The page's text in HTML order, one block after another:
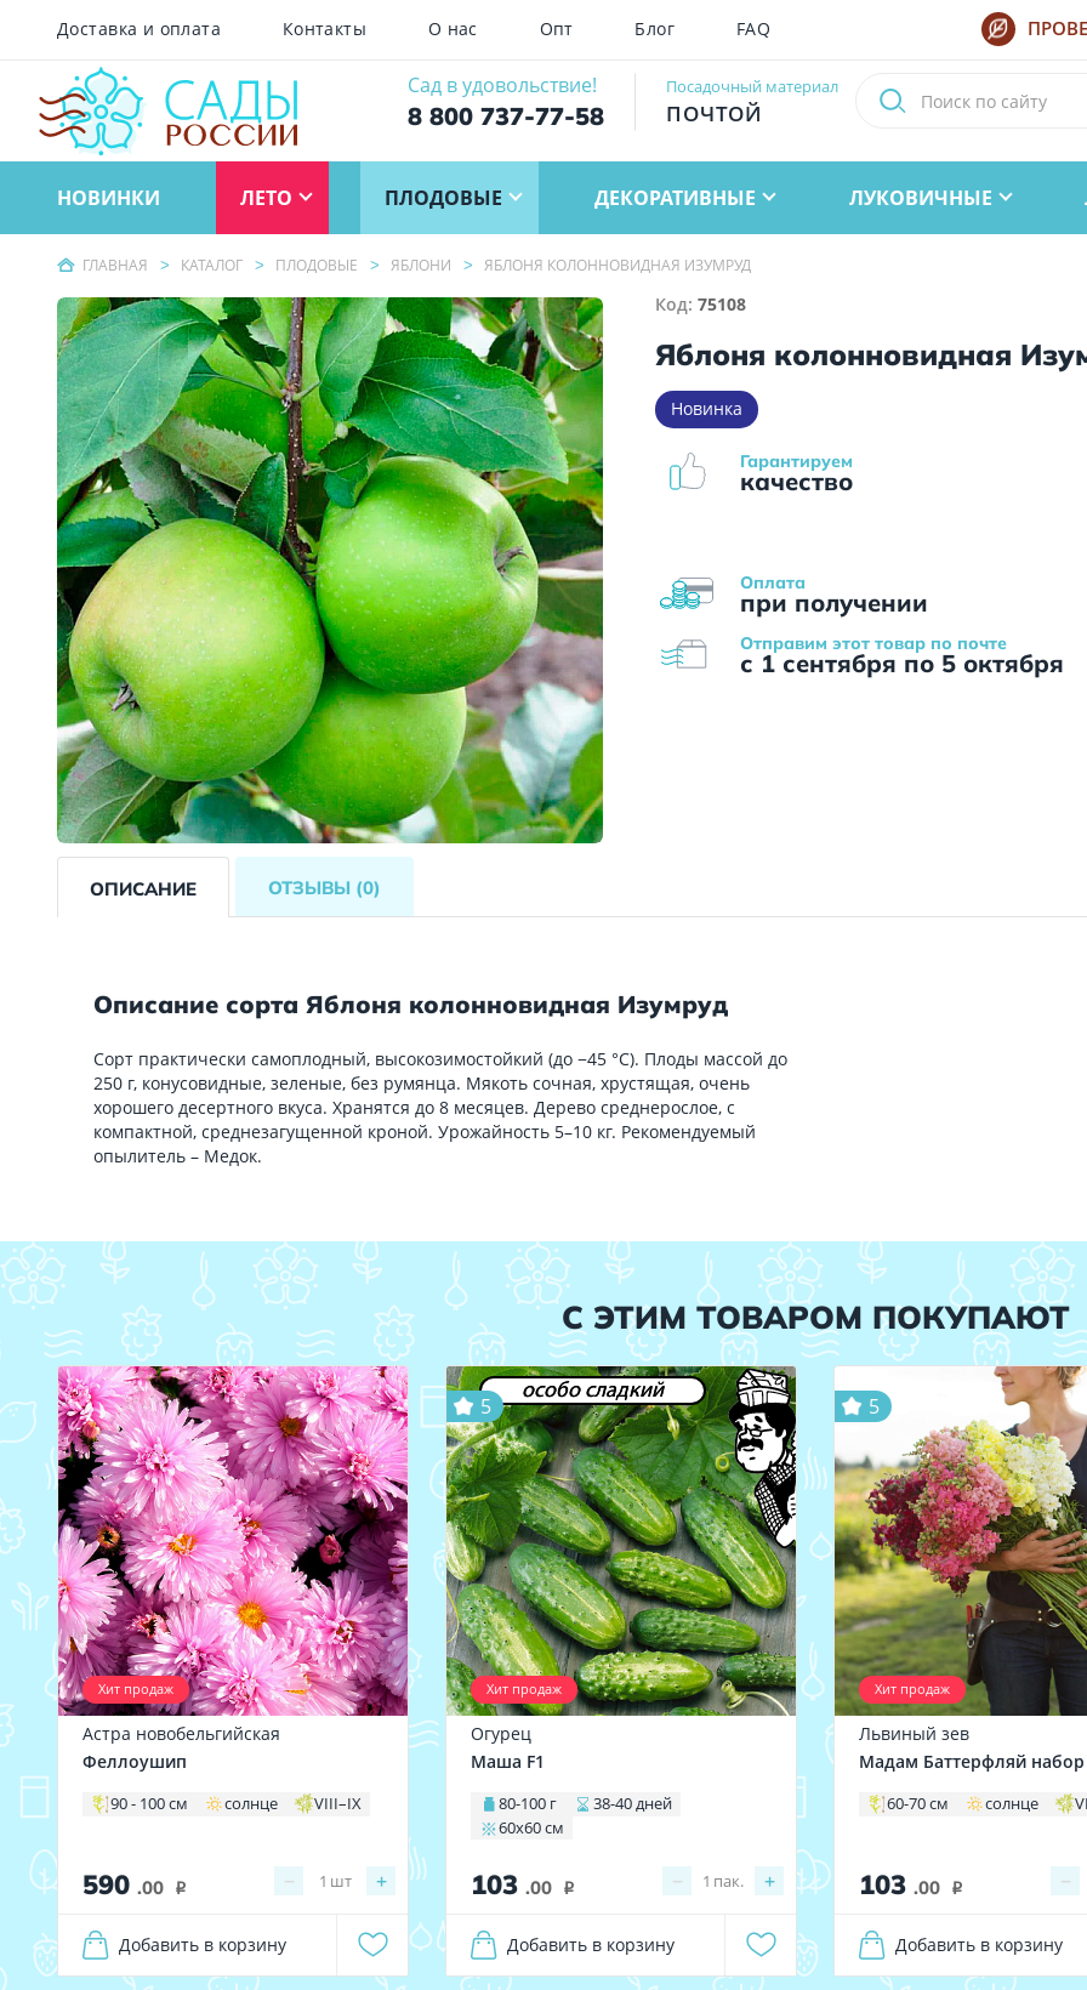
Доставка и оплата Контакты О нас Опт Блог FAQ
Сад в удовольствие!
8 800 737-77-58
Посадочный материал
ПОЧТОЙ
НОВИНКИ ЛЕТО ПЛОДОВЫЕ ДЕКОРАТИВНЫЕ ЛУКОВИЧНЫЕ
ГЛАВНАЯ КАТАЛОГ ПЛОДОВЫЕ ЯБЛОНИ ЯБЛОНЯ КОЛОННОВИДНАЯ ИЗУМРУД
Код:75108
Яблоня колонновидная
Новинка
Оплата
при получении
Гарантируем
качество
Отправим этот товар по почте
с 1 сентября по 5 октября
ОПИСАНИЕ ОТЗЫВЫ (0)
Описание сорта Яблоня колонновидная Изумруд
Сорт практически самоплодный, высокозимостойкий (до −45 °C). Плоды массой до
250 г, конусовидные, зеленые, без румянца. Мякоть сочная, хрустящая, очень
хорошего десертного вкуса. Хранятся до 8 месяцев. Дерево среднерослое, с
компактной, среднезагущенной кроной. Урожайность 5–10 кг. Рекомендуемый
опылитель – Медок.
С ЭТИМ ТОВАРОМ ПОКУПАЮТ
Хит продаж
Астра новобельгийская
Феллоушип
90 - 100 см солнце VIII–IX
590 .00 i − +
1 шт
Добавить в корзину
особо сладкий
Хит продаж
5
Огурец
Маша F1
80-100 г
38-40 дней
60х60 см
103 .00 i − +
1 пак.
Добавить в корзину
Хит продаж
5
Львиный зев
Мадам Баттерфляй набор
60-70 см солнце
103 .00 i −
Добавить в корзину